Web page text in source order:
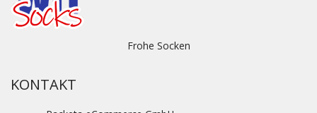
Frohe Socken
KONTAKT